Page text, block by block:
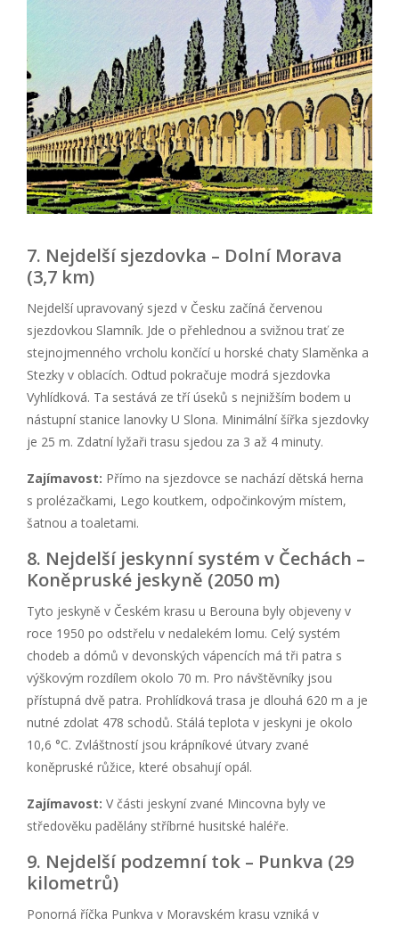
7. Nejdelší sjezdovka – Dolní Morava
(3,7 km)
Nejdelší upravovaný sjezd v Česku začíná červenou
sjezdovkou Slamník. Jde o přehlednou a svižnou trať ze
stejnojmenného vrcholu končící u horské chaty Slaměnka a
Stezky v oblacích. Odtud pokračuje modrá sjezdovka
Vyhlídková. Ta sestává ze tří úseků s nejnižším bodem u
nástupní stanice lanovky U Slona. Minimální šířka sjezdovky
je 25 m. Zdatní lyžaři trasu sjedou za 3 až 4 minuty.
Zajímavost: Přímo na sjezdovce se nachází dětská herna
s prolézačkami, Lego koutkem, odpočinkovým místem,
šatnou a toaletami.
8. Nejdelší jeskynní systém v Čechách –
Koněpruské jeskyně (2050 m)
Tyto jeskyně v Českém krasu u Berouna byly objeveny v
roce 1950 po odstřelu v nedalekém lomu. Celý systém
chodeb a dómů v devonských vápencích má tři patra s
výškovým rozdílem okolo 70 m. Pro návštěvníky jsou
přístupná dvě patra. Prohlídková trasa je dlouhá 620 m a je
nutné zdolat 478 schodů. Stálá teplota v jeskyni je okolo
10,6 °C. Zvláštností jsou krápníkové útvary zvané
koněpruské růžice, které obsahují opál.
Zajímavost: V části jeskyní zvané Mincovna byly ve
středověku padělány stříbrné husitské haléře.
9. Nejdelší podzemní tok – Punkva (29
kilometrů)
Ponorná říčka Punkva v Moravském krasu vzniká v